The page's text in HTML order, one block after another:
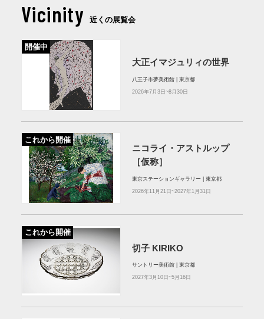
Vicinity 近くの展覧会
開催中
大正イマジュリィの世界
八王子市夢美術館 | 東京都
2026年7月3日~8月30日
これから開催
ニコライ・アストルップ
［仮称］
東京ステーションギャラリー | 東京都
2026年11月21日~2027年1月31日
これから開催
切子 KIRIKO
サントリー美術館 | 東京都
2027年3月10日~5月16日